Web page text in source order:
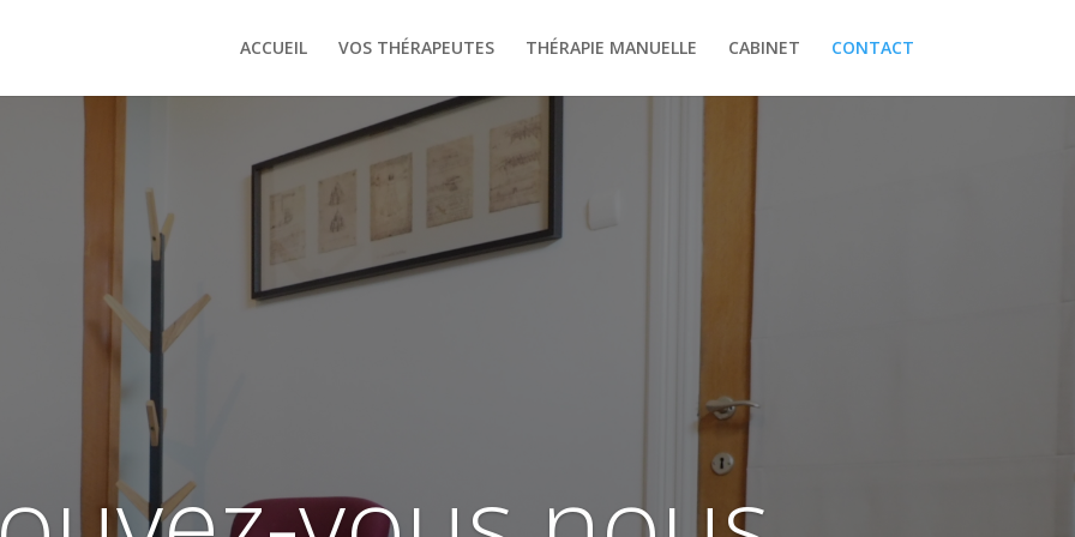
ACCUEIL VOS THÉRAPEUTES THÉRAPIE MANUELLE CABINET CONTACT